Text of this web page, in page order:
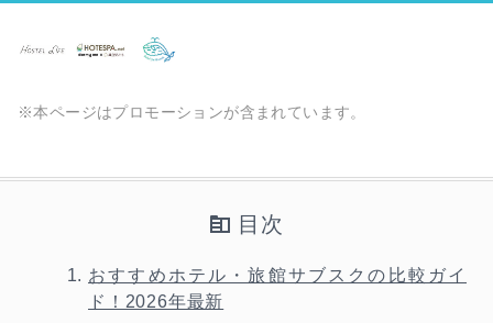
※本ページはプロモーションが含まれています。
目次
おすすめホテル・旅館サブスクの比較ガイ
ド！2026年最新